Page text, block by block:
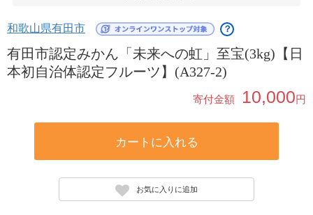
和歌山県有田市 ？
有田市認定みかん「未来への虹」至宝(3kg)【日
本初自治体認定フルーツ】(A327-2)
寄付金額 10,000円
カートに入れる
お気に入りに追加